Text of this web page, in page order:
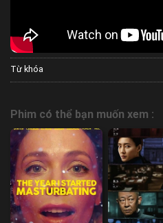
Từ khóa
Phim có thể bạn muốn xem :